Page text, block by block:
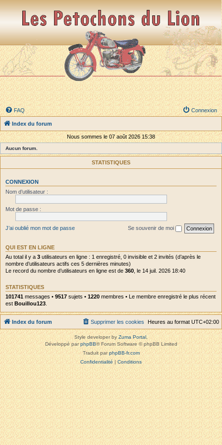
FAQ Connexion
Index du forum
Nous sommes le 07 août 2026 15:38
Aucun forum.
STATISTIQUES
CONNEXION
Nom d’utilisateur :
Mot de passe :
J’ai oublié mon mot de passe Se souvenir de moi
QUI EST EN LIGNE
Au total il y a 3 utilisateurs en ligne : 1 enregistré, 0 invisible et 2 invités (d’après le
nombre d’utilisateurs actifs ces 5 dernières minutes)
Le record du nombre d’utilisateurs en ligne est de 360 , le 14 juil. 2026 18:40
STATISTIQUES
101741 messages • 9517 sujets • 1220 membres • Le membre enregistré le plus récent
est Bouillou123
Index du forum Heures au format UTC+02:00
Supprimer les cookies
Style developer byZuma Portal,
Développé parphpBB® Forum Software © phpBB Limited
Traduit parphpBB-fr.com
Confidentialité|Conditions